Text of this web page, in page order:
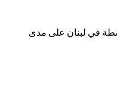
في لبنان على مدى